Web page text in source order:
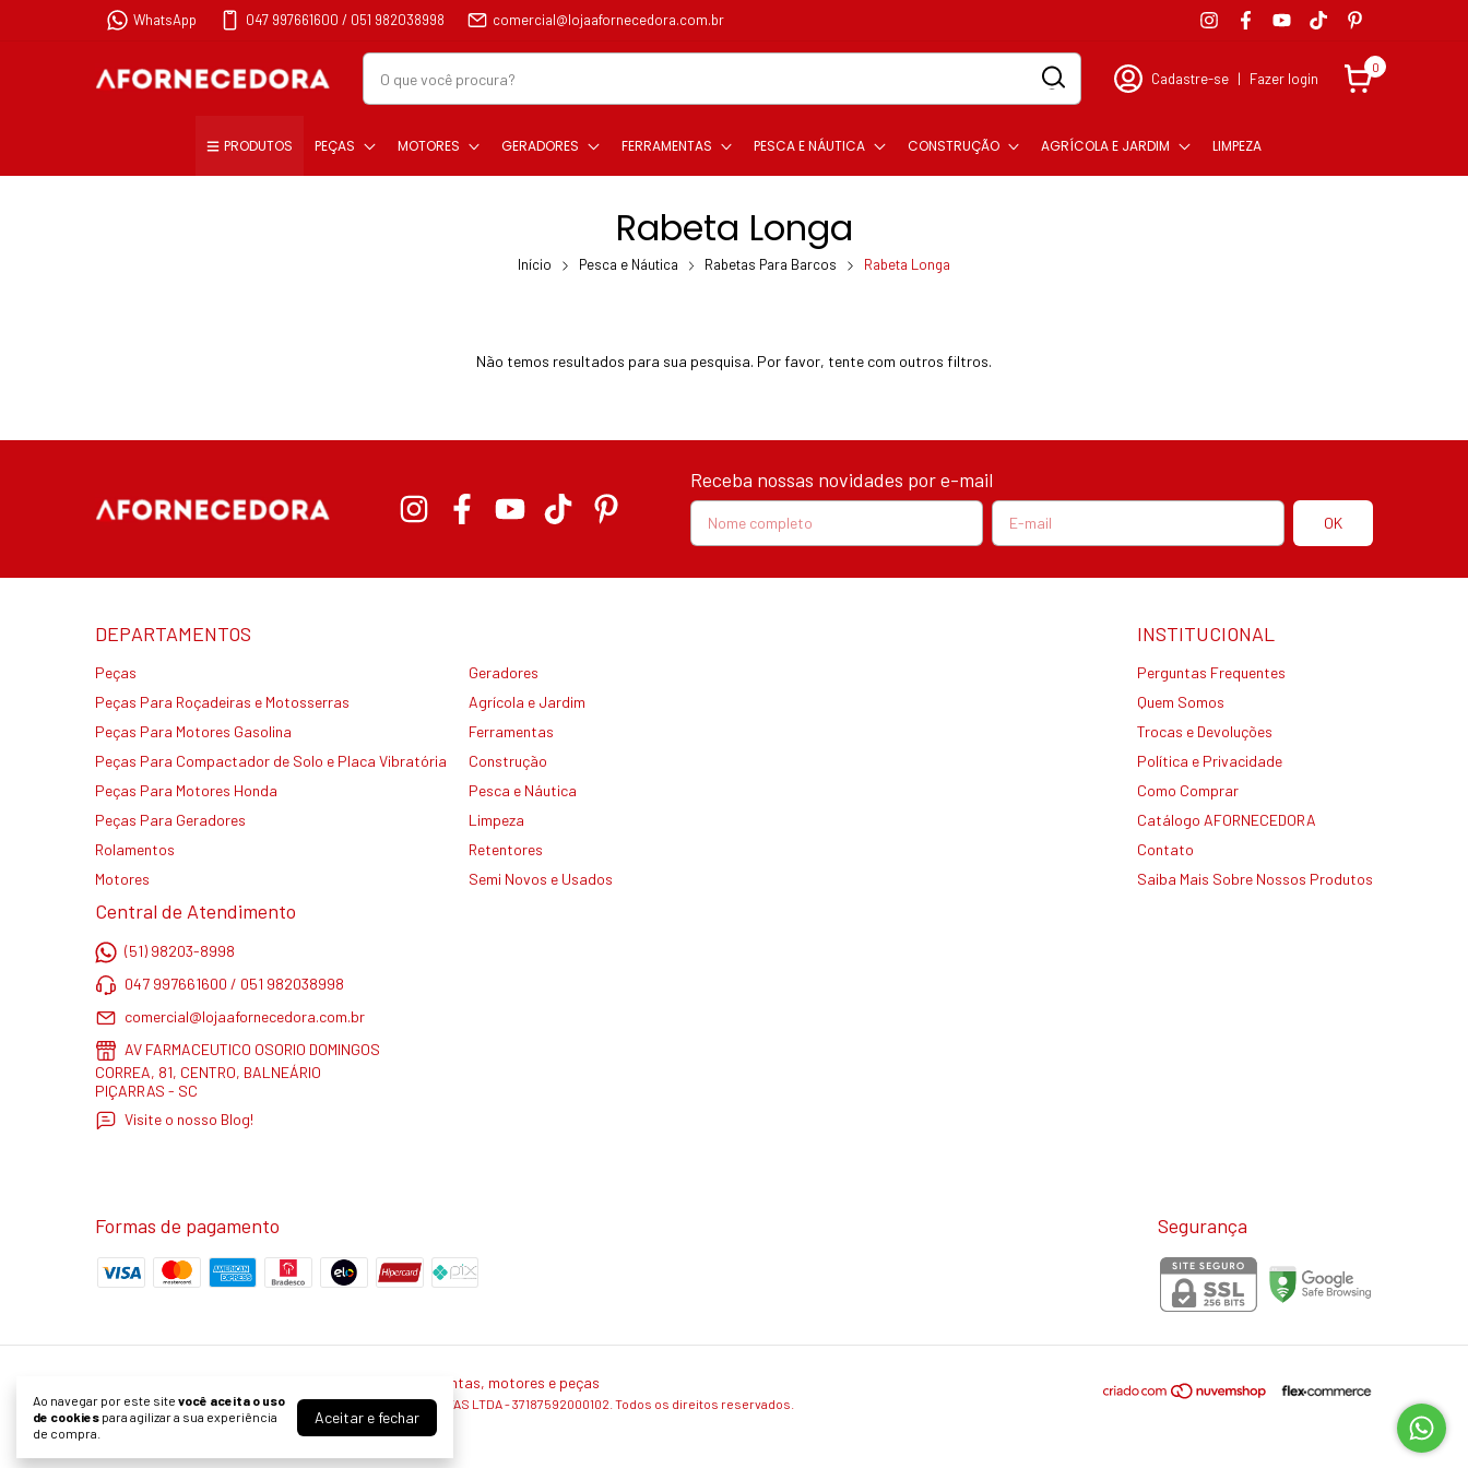
WhatsApp 047 997661600 / 051 982038998 comercial@lojaafornecedora.com.br
Cadastre-se | Fazer login
0
PRODUTOS PEÇAS MOTORES GERADORES FERRAMENTAS PESCA E NÁUTICA CONSTRUÇÃO AGRÍCOLA E JARDIM LIMPEZA
Ao navegar por este site você aceita o uso
de cookies para agilizar a sua experiência
de compra.
Aceitar e fechar
Rabeta Longa
Início Pesca e Náutica Rabetas Para Barcos Rabeta Longa
Não temos resultados para sua pesquisa. Por favor, tente com outros filtros.
Receba nossas novidades por e-mail
DEPARTAMENTOS
Peças
Peças Para Roçadeiras e Motosserras
Peças Para Motores Gasolina
Peças Para Compactador de Solo e Placa Vibratória
Peças Para Motores Honda
Peças Para Geradores
Rolamentos
Motores
Geradores
Agrícola e Jardim
Ferramentas
Construção
Pesca e Náutica
Limpeza
Retentores
Semi Novos e Usados
INSTITUCIONAL
Perguntas Frequentes
Quem Somos
Trocas e Devoluções
Política e Privacidade
Como Comprar
Catálogo AFORNECEDORA
Contato
Saiba Mais Sobre Nossos Produtos
Central de Atendimento
(51) 98203-8998
047 997661600 / 051 982038998
comercial@lojaafornecedora.com.br
AV FARMACEUTICO OSORIO DOMINGOS
CORREA, 81, CENTRO, BALNEÁRIO
PIÇARRAS - SC
Visite o nosso Blog!
Formas de pagamento Segurança
- AFORNECEDORA - Máquinas, ferramentas, motores e peças
©2026. AFORNECEDORA MAQUINAS, MOTORES E FERRAMENTAS LTDA - 37187592000102. Todos os direitos reservados.